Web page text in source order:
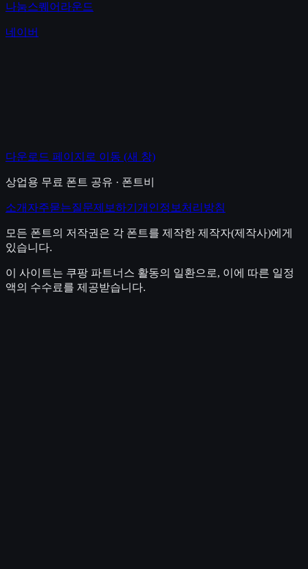
나눔스퀘어라운드
네이버
다운로드 페이지로 이동 (새 창)
상업용 무료 폰트 공유 · 폰트비
소개 자주묻는질문제보하기 개인정보처리방침
모든 폰트의 저작권은 각 폰트를 제작한 제작자(제작사)에게
있습니다.
이 사이트는 쿠팡 파트너스 활동의 일환으로, 이에 따른 일정
액의 수수료를 제공받습니다.